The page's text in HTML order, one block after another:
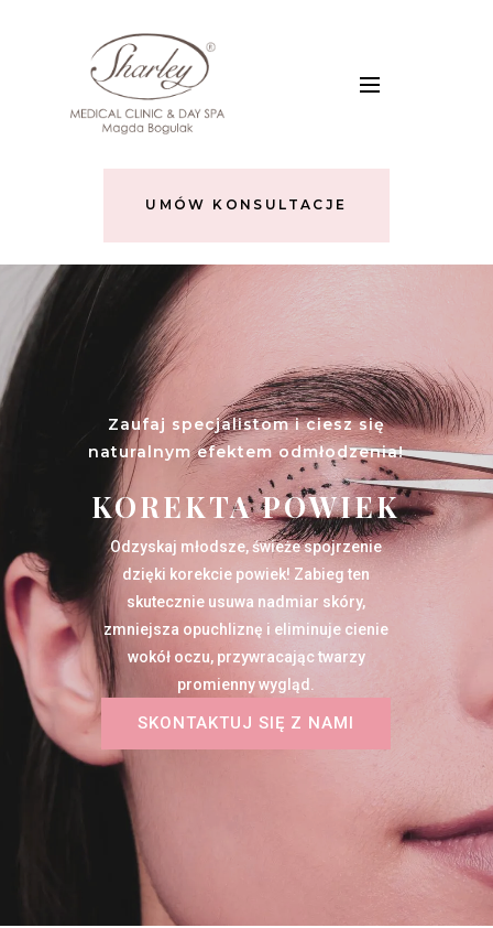
UMÓW KONSULTACJE
Zaufaj specjalistom i ciesz się
naturalnym efektem odmłodzenia!
KOREKTA POWIEK
Odzyskaj młodsze, świeże spojrzenie
dzięki korekcie powiek! Zabieg ten
skutecznie usuwa nadmiar skóry,
zmniejsza opuchliznę i eliminuje cienie
wokół oczu, przywracając twarzy
promienny wygląd.
SKONTAKTUJ SIĘ Z NAMI